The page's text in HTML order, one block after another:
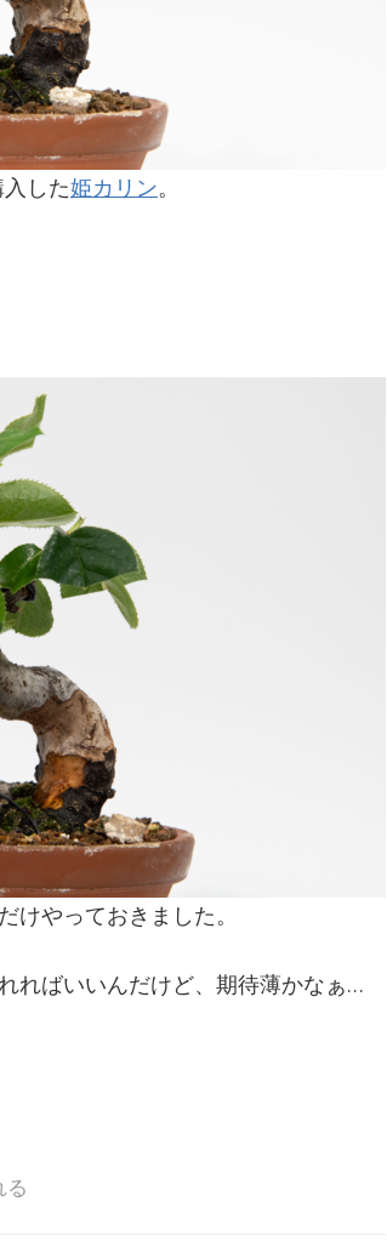
した姫カリン。
けやっておきました。
ればいいんだけど、期待薄かなぁ…
る